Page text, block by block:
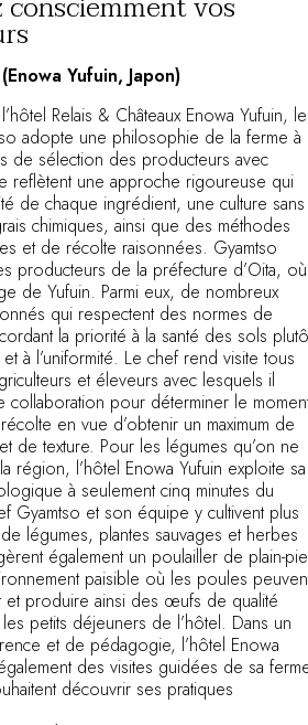
Yufuin, Japon)
Relais & Châteaux Enowa Yufuin, le
adopte une philosophie de la ferme à
de sélection des producteurs avec
reflètent une approche rigoureuse qui
de chaque ingrédient, une culture sans
chimiques, ainsi que des méthodes
et de récolte raisonnées. Gyamtso
producteurs de la préfecture d’Oita, où
de Yufuin. Parmi eux, de nombreux
qui respectent des normes de
la priorité à la santé des sols
et à l’uniformité. Le chef rend visite tous
et éleveurs avec lesquels il
collaboration pour déterminer le
en vue d’obtenir un maximum de
de texture. Pour les légumes qu’on ne
région, l’hôtel Enowa Yufuin exploite sa
à seulement cinq minutes du
Gyamtso et son équipe y cultivent plus
légumes, plantes sauvages et herbes
également un poulailler de plain-
paisible où les poules
et produire ainsi des œufs de qualité
petits déjeuners de l’hôtel. Dans un
et de pédagogie, l’hôtel Enowa
des visites guidées de sa
découvrir ses pratiques